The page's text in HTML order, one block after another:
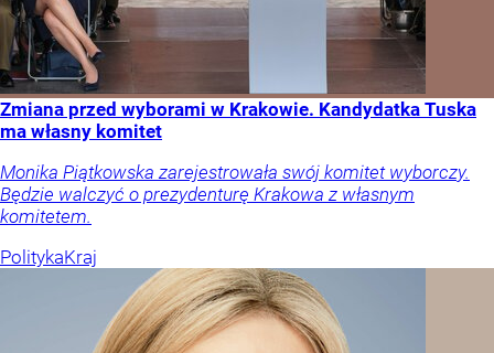
Zmiana przed wyborami w Krakowie. Kandydatka Tuska
ma własny komitet
Monika Piątkowska zarejestrowała swój komitet wyborczy.
Będzie walczyć o prezydenturę Krakowa z własnym
komitetem.
PolitykaKraj